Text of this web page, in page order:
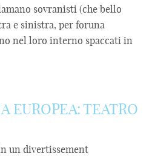
sovranisti (che bello
e sinistra, per foruna
nel loro interno spaccati in
EUROPEA: TEATRO
un divertissement